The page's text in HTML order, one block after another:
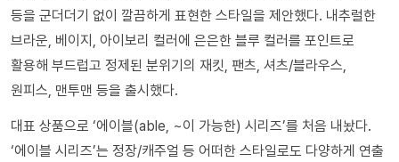
등을 군더더기 없이 깔끔하게 표현한 스타일을 제안했다. 내추럴한
브라운, 베이지, 아이보리 컬러에 은은한 블루 컬러를 포인트로
활용해 부드럽고 정제된 분위기의 재킷, 팬츠, 셔츠/블라우스,
원피스, 맨투맨 등을 출시했다.
대표 상품으로 ‘에이블(able, ~이 가능한) 시리즈’를 처음 내놨다.
‘에이블 시리즈’는 정장/캐주얼 등 어떠한 스타일로도 다양하게 연출